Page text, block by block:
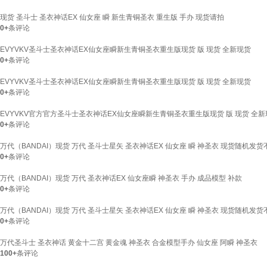
现货 圣斗士 圣衣神话EX 仙女座 瞬 新生青铜圣衣 重生版 手办 现货请拍
0+条评论
EVYVKV圣斗士圣衣神话EX仙女座瞬新生青铜圣衣重生版现货 版 现货 全新现货
0+条评论
EVYVKV圣斗士圣衣神话EX仙女座瞬新生青铜圣衣重生版现货 版 现货 全新现货
0+条评论
EVYVKV官方官方圣斗士圣衣神话EX仙女座瞬新生青铜圣衣重生版现货 版 现货 全新
0+条评论
万代（BANDAI）现货 万代 圣斗士星矢 圣衣神话EX 仙女座 瞬 神圣衣 现货随机发货
0+条评论
万代（BANDAI）现货 万代 圣衣神话EX 仙女座瞬 神圣衣 手办 成品模型 补款
0+条评论
万代（BANDAI）现货 万代 圣斗士星矢 圣衣神话EX 仙女座 瞬 神圣衣 现货随机发货
0+条评论
万代圣斗士 圣衣神话 黄金十二宫 黄金魂 神圣衣 合金模型手办 仙女座 阿瞬 神圣衣
100+条评论